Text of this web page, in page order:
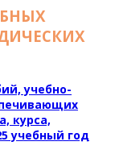
учебно-
курса,
учебный год